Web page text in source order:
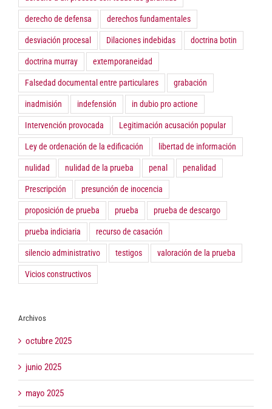
derecho de defensa derechos fundamentales
desviación procesal Dilaciones indebidas doctrina botin
doctrina murray extemporaneidad
Falsedad documental entre particulares grabación
inadmisión indefensión in dubio pro actione
Intervención provocada Legitimación acusación popular
Ley de ordenación de la edificación libertad de información
nulidad nulidad de la prueba penal penalidad
Prescripción presunción de inocencia
proposición de prueba prueba prueba de descargo
prueba indiciaria recurso de casación
silencio administrativo testigos valoración de la prueba
Vicios constructivos
Archivos
octubre 2025
junio 2025
mayo 2025